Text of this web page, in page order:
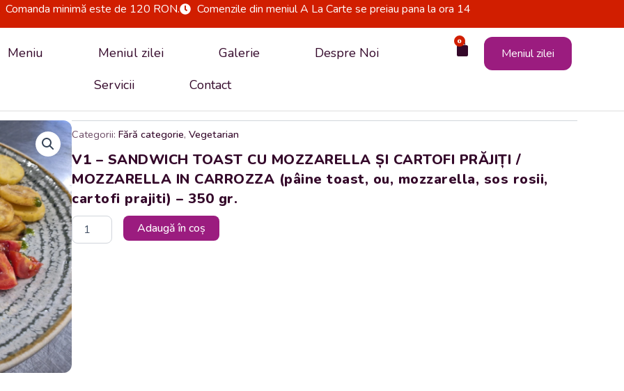
Comanda minimă este de 120 RON. Comenzile din meniul A La Carte se preiau pana la ora 14
Meniu Meniul zilei Galerie
Despre Noi
Servicii
Contact
0
Cart Meniul zilei
Categorii: Fără categorie,Vegetarian
V1 – SANDWICH TOAST CU MOZZARELLA ȘI CARTOFI PRĂJIȚI /
MOZZARELLA IN CARROZZA (pâine toast, ou, mozzarella, sos rosii,
cartofi prajiti) – 350 gr.
Cantitate
V1
-
SANDWICH
TOAST
CU
MOZZARELLA
ȘI
CARTOFI
/
Adaugă în coș